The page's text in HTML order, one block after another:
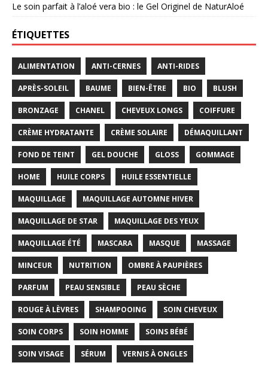
Le soin parfait à l’aloé vera bio : le Gel Originel de NaturAloé
ÉTIQUETTES
ALIMENTATION ANTI-CERNES ANTI-RIDES
APRÈS-SOLEIL BAUME BIEN-ÊTRE BIO BLUSH
BRONZAGE CHANEL CHEVEUX LONGS COIFFURE
CRÈME HYDRATANTE CRÈME SOLAIRE DÉMAQUILLANT
FOND DE TEINT GEL DOUCHE GLOSS GOMMAGE
HOME HUILE CORPS HUILE ESSENTIELLE
MAQUILLAGE MAQUILLAGE AUTOMNE HIVER
MAQUILLAGE DE STAR MAQUILLAGE DES YEUX
MAQUILLAGE ÉTÉ MASCARA MASQUE MASSAGE
MINCEUR NUTRITION OMBRE À PAUPIÈRES
PARFUM PEAU SENSIBLE PEAU SÈCHE
ROUGE À LÈVRES SHAMPOOING SOIN CHEVEUX
SOIN CORPS SOIN HOMME SOINS BÉBÉ
SOIN VISAGE SÉRUM VERNIS À ONGLES